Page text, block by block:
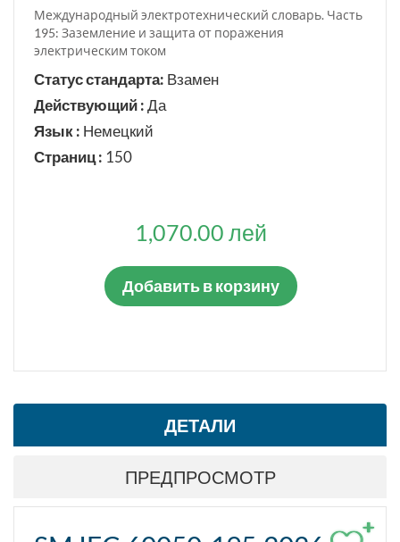
Международный электротехнический словарь. Часть
195: Заземление и защита от поражения
электрическим током
Статус стандарта: Взамен
Действующий :Да
Язык : Немецкий
Страниц : 150
1,070.00 лей
Добавить в корзину
ДЕТАЛИ
ПРЕДПРОСМОТР
+